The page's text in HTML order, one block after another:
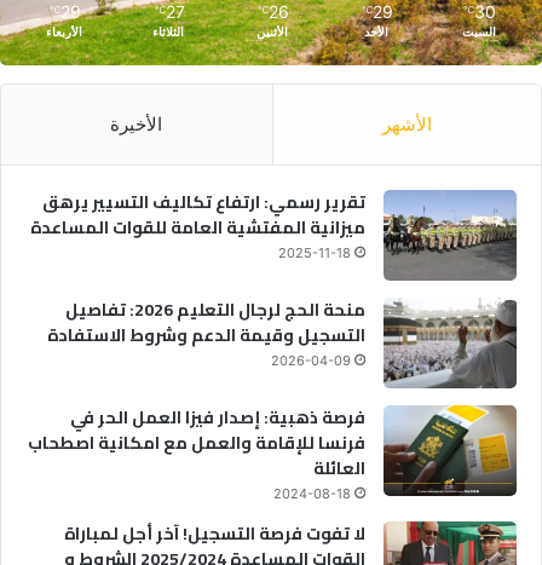
30
℃
السبت
29
℃
الأحد
26
℃
الأثنين
27
℃
الثلاثاء
29
℃
الأربعاء
الأشهر الأخيرة
تقرير رسمي: ارتفاع تكاليف التسيير يرهق
ميزانية المفتشية العامة للقوات المساعدة
2025-11-18
منحة الحج لرجال التعليم 2026: تفاصيل
التسجيل وقيمة الدعم وشروط الاستفادة
2026-04-09
فرصة ذهبية: إصدار فيزا العمل الحر في
فرنسا للإقامة والعمل مع امكانية اصطحاب
العائلة
2024-08-18
لا تفوت فرصة التسجيل! آخر أجل لمباراة